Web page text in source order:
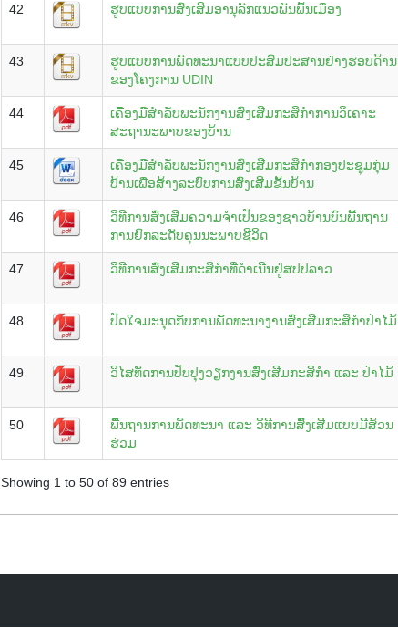
42 ຮູບແບບການສົ່ງເສີມອານຸລັກແນວພັນພື້ນເມືອງ
43
ຮູບແບບການພັດທະນາແບບປະສົມປະສານຢ່າງຮອບດ້ານ
ຂອງໂຄງການ UDIN
44
ເຄືື່ອງມືສຳລັບພະນັກງານສົ່ງເສີມກະສິກຳການວິເຄາະ
ສະຖານະພາບຂອງບ້ານ
45
ເຄື່ອງມືສຳລັບພະນັກງານສົ່ງເສີມກະສິກຳກອງປະຊຸມກຸ່ມ
ບ້ານເພື່ອສ້າງລະບົບການສົ່ງເສີມຂັ້ນບ້ານ
46
ວິທີການສົ່ງເສີມຄວາມຈຳເປັນຂອງຊາວບ້ານບົນພື້ນຖານ
ການຍົກລະດັບຄຸນນະພາບຊີວິດ
47 ວິທີການສົ່ງເສີມກະສິກຳທີ່ດຳເນີນຢູ່ສປປລາວ
48 ປັດໃຈມະນຸດກັບການພັດທະນາງານສົ່ງເສີມກະສິກຳປ່າໄມ້
49 ວິໄສທັດການປັບປຸງວຽກງານສົ່ງເສີມກະສິກຳ ແລະ ປ່າໄມ້
50
ພື້ນຖານການພັດທະນາ ແລະ ວິທີການສົ້ງເສີມແບບມີສ້ວນ
ຮ່ວມ
Showing 1 to 50 of 89 entries